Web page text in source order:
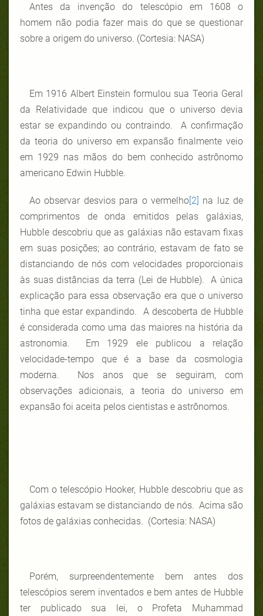
Antes da invenção do telescópio em 1608 o
homem não podia fazer mais do que se questionar
sobre a origem do universo. (Cortesia: NASA)
Em 1916 Albert Einstein formulou sua Teoria Geral
da Relatividade que indicou que o universo devia
estar se expandindo ou contraindo. A confirmação
da teoria do universo em expansão finalmente veio
em 1929 nas mãos do bem conhecido astrônomo
americano Edwin Hubble.
Ao observar desvios para o vermelho[2] na luz de
comprimentos de onda emitidos pelas galáxias,
Hubble descobriu que as galáxias não estavam fixas
em suas posições; ao contrário, estavam de fato se
distanciando de nós com velocidades proporcionais
às suas distâncias da terra (Lei de Hubble). A única
explicação para essa observação era que o universo
tinha que estar expandindo. A descoberta de Hubble
é considerada como uma das maiores na história da
astronomia. Em 1929 ele publicou a relação
velocidade-tempo que é a base da cosmologia
moderna. Nos anos que se seguiram, com
observações adicionais, a teoria do universo em
expansão foi aceita pelos cientistas e astrônomos.
Com o telescópio Hooker, Hubble descobriu que as
galáxias estavam se distanciando de nós. Acima são
fotos de galáxias conhecidas. (Cortesia: NASA)
Porém, surpreendentemente bem antes dos
telescópios serem inventados e bem antes de Hubble
ter publicado sua lei, o Profeta Muhammad